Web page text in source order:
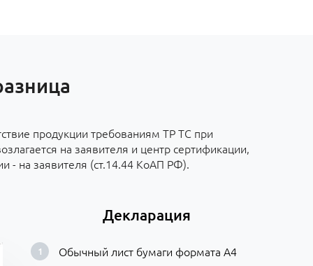
продукции требованиям ТР ТС при
на заявителя и центр сертификации,
- на заявителя (ст.14.44 КоАП РФ).
Декларация
Обычный лист бумаги формата А4